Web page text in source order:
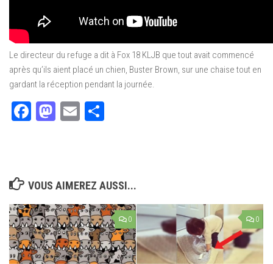
Le directeur du refuge a dit à Fox 18 KLJB que tout avait commencé
après qu’ils aient placé un chien, Buster Brown, sur une chaise tout en
gardant la réception pendant la journée.
Facebook
Mastodon
Email
VOUS AIMEREZ AUSSI...
0 0